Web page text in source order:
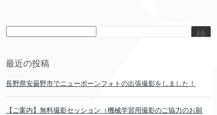
検
最近の投稿
長野県安曇野市でニューボーンフォトの出張撮影をしました！
【ご案内】無料撮影セッション（機械学習用撮影のご協力のお願